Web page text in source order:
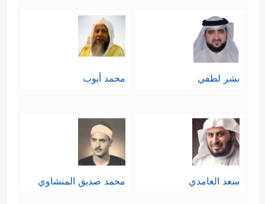
بشر لطفي محمد أيوب
سعد الغامدي محمد صديق المنشاوي